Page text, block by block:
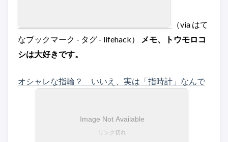
（via はて
なブックマーク - タグ - lifehack）
メモ、トウモロコ
シは大好きです。
オシャレな指輪？ いいえ、実は「指時計」なんで